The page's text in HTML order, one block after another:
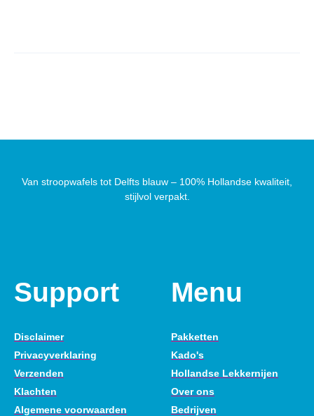
Van stroopwafels tot Delfts blauw – 100% Hollandse kwaliteit,
stijlvol verpakt.
Support
Disclaimer
Privacyverklaring
Verzenden
Klachten
Algemene voorwaarden
Menu
Pakketten
Kado's
Hollandse Lekkernijen
Over ons
Bedrijven